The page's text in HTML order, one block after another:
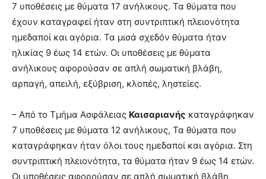
7 υποθέσεις με θύματα 17 ανήλικους. Τα θύματα που
έχουν καταγραφεί ήταν στη συντριπτική πλειονότητα
ημεδαποί και αγόρια. Τα μισά σχεδόν θύματα ήταν
ηλικίας 9 έως 14 ετών. Οι υποθέσεις με θύματα
ανήλικους αφορούσαν σε απλή σωματική βλάβη,
αρπαγή, απειλή, εξύβριση, κλοπές, ληστείες.
– Από το Τμήμα Ασφάλειας Καισαριανής καταγράφηκαν
7 υποθέσεις με θύματα 12 ανήλικους, Τα θύματα που
καταγράφηκαν ήταν όλοι τους ημεδαποί και αγόρια. Στη
συντριπτική πλειονότητα, τα θύματα ήταν 9 έως 14 ετών.
Οι υποθέσεις αφορούσαν σε απλή σωματική βλάβη,